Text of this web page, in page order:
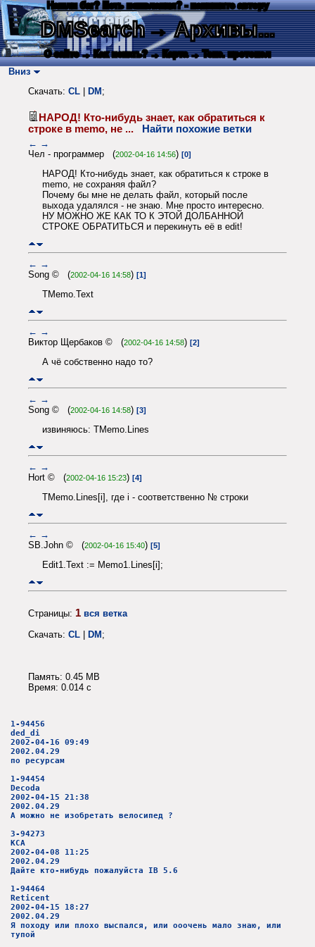
Нашли баг? Есть пожелания? - напишите автору
DMSearch→ Архивы...
О сайте → Как искать? → Карта → Текс. протокол
Вниз
Скачать: CL DM ;
НАРОД! Кто-нибудь знает, как обратиться к
строке в memo, не ...
Найти похожие ветки
← →
Чел - программер (2002-04-16 14:56) [0]
НАРОД! Кто-нибудь знает, как обратиться к строке в
memo, не сохраняя файл?
Почему бы мне не делать файл, который после
выхода удалялся - не знаю. Мне просто интересно.
НУ МОЖНО ЖЕ КАК ТО К ЭТОЙ ДОЛБАННОЙ
СТРОКЕ ОБРАТИТЬСЯ и перекинуть её в edit!
← →
Song © (2002-04-16 14:58) [1]
TMemo.Text
← →
Виктор Щербаков © (2002-04-16 14:58) [2]
А чё собственно надо то?
← →
Song © (2002-04-16 14:58) [3]
извиняюсь: TMemo.Lines
← →
Hort © (2002-04-16 15:23) [4]
TMemo.Lines[i], где i - соответственно № строки
← →
SB.John © (2002-04-16 15:40) [5]
Edit1.Text := Memo1.Lines[i];
Страницы: 1 вся ветка
Скачать: CL | DM;
Память: 0.45 MB
Время: 0.014 c
1-94456
ded_di
2002-04-16 09:49
2002.04.29
по ресурсам
1-94454
Decoda
2002-04-15 21:38
2002.04.29
А можно не изобретать велосипед ?
3-94273
КСА
2002-04-08 11:25
2002.04.29
Дайте кто-нибудь пожалуйста IB 5.6
1-94464
Reticent
2002-04-15 18:27
2002.04.29
Я походу или плохо выспался, или ооочень мало знаю, или
тупой